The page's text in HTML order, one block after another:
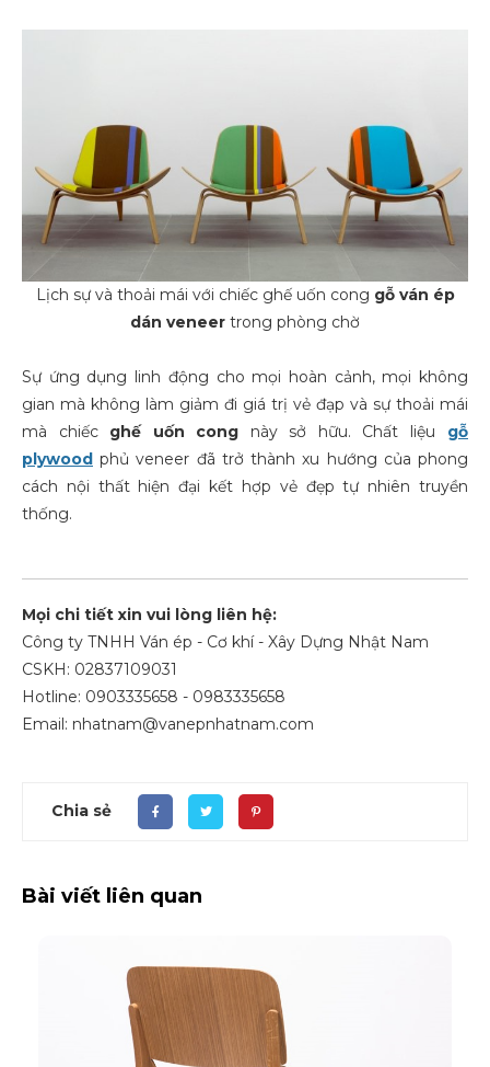
Lịch sự và thoải mái với chiếc ghế uốn cong gỗ ván ép
dán veneer trong phòng chờ
Sự ứng dụng linh động cho mọi hoàn cảnh, mọi không
gian mà không làm giảm đi giá trị vẻ đạp và sự thoải mái
mà chiếc ghế uốn cong này sở hữu. Chất liệu
gỗ
plywood phủ veneer đã trở thành xu hướng của phong
cách nội thất hiện đại kết hợp vẻ đẹp tự nhiên truyền
thống.
Mọi chi tiết xin vui lòng liên hệ:
Công ty TNHH Ván ép - Cơ khí - Xây Dựng Nhật Nam
CSKH: 02837109031
Hotline: 0903335658 - 0983335658
Email: nhatnam@vanepnhatnam.com
Chia sẻ
Bài viết liên quan